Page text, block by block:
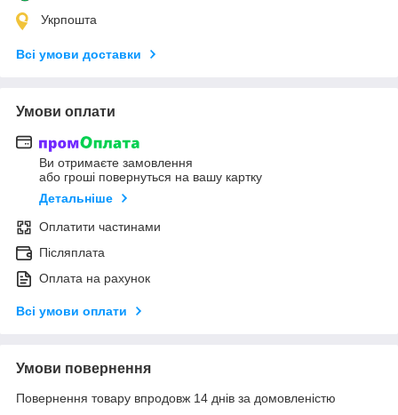
Укрпошта
Всі умови доставки
Умови оплати
Ви отримаєте замовлення
або гроші повернуться на вашу картку
Детальніше
Оплатити частинами
Післяплата
Оплата на рахунок
Всі умови оплати
Умови повернення
Повернення товару впродовж 14 днів за домовленістю